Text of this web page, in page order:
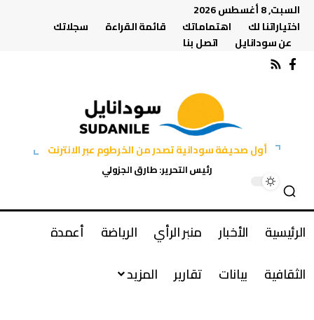
السبت, 8 أغسطس 2026
اختياراتنا لك
اهتماماتك قائمة القراءة
سجلاتك
عن سودانايل
اتصل بنا
أول صحيفة سودانية تصدر من الخرطوم عبر الانترنت
رئيس التحرير: طارق الجزولي
الرئيسية الأخبار منبر الرأي الرياضة
أعمدة
الثقافية
بيانات تقارير المزيد